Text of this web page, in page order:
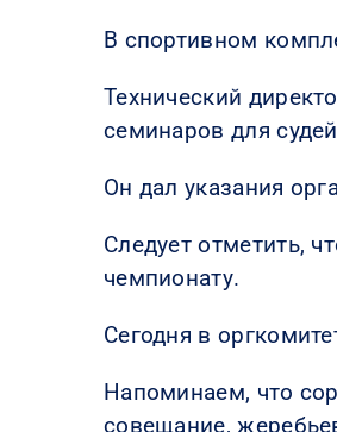
В спортивном
Технический
семинаров для
Он дал указания
Следует отметить,
чемпионату.
Сегодня в
Напоминаем, что
совещание,